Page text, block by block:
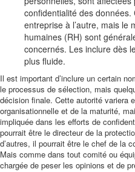
confidentialité des données.
entreprise à l’autre, mais le
humaines (RH) sont
concernés. Les inclure dès
plus fluide.
Il est important d’inclure un certain
le processus de sélection, mais
décision finale. Cette autorité variera
organisationnelle et de la maturité,
impliquée dans les efforts de
pourrait être le directeur de la
d’autres, il pourrait être le chef de la
Mais comme dans tout comité ou
chargée de peser les opinions et de